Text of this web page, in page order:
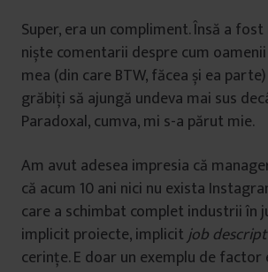
Super, era un compliment. Însă a
niște comentarii despre cum
mea (din care BTW, făcea și ea
grăbiți să ajungă undeva mai sus
Paradoxal, cumva, mi s-a părut mie.
Am avut adesea impresia că
că acum 10 ani nici nu exista
care a schimbat complet industrii în
implicit proiecte, implicitjob
cerințe. E doar un exemplu de factor